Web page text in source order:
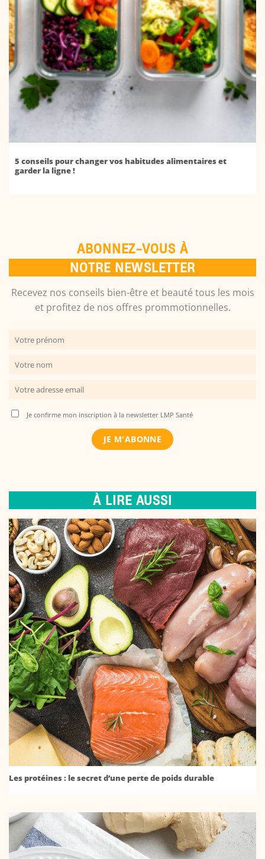
5 conseils pour changer vos habitudes alimentaires et
garder la ligne !
ABONNEZ-VOUS À
NOTRE NEWSLETTER
Recevez nos conseils bien-être et beauté tous les mois
et profitez de nos offres prommotionnelles.
Je confirme mon inscription à la newsletter LMP Santé
À LIRE AUSSI
Les protéines : le secret d’une perte de poids durable